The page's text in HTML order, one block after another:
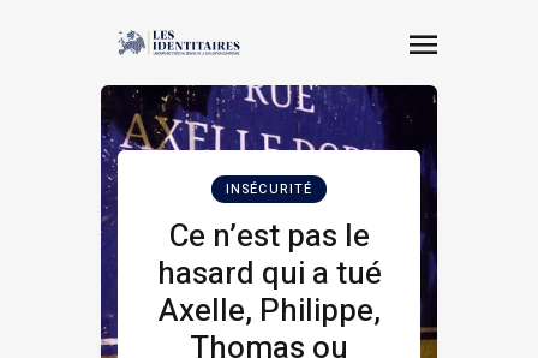
INSÉCURITÉ
Ce n’est pas le
hasard qui a tué
Axelle, Philippe,
Thomas ou